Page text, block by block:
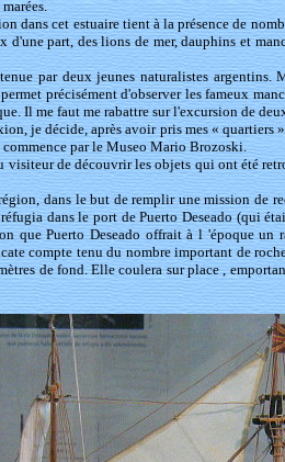
dans cet estuaire tient à la présence de
d'une part, des lions de mer, dauphins et
par deux jeunes naturalistes
précisément d'observer les fameux
Il me faut me rabattre sur l'excursion de
je décide, après avoir pris mes «
commence par le Museo Mario Brozoski.
visiteur de découvrir les objets qui ont été
dans le but de remplir une mission de
dans le port de Puerto Deseado (qui
que Puerto Deseado offrait à l 'époque
compte tenu du nombre important de
de fond. Elle coulera sur place ,